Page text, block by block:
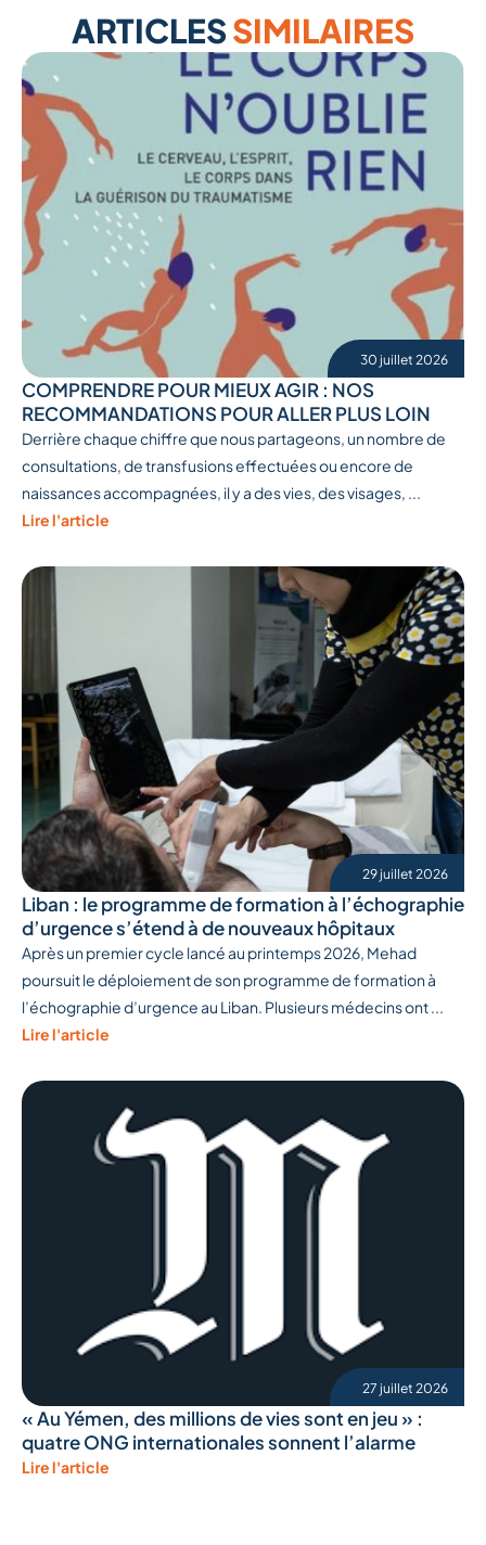
ARTICLESSIMILAIRES
30 juillet 2026
COMPRENDRE POUR MIEUX AGIR : NOS
RECOMMANDATIONS POUR ALLER PLUS LOIN
Derrière chaque chiffre que nous partageons, un nombre de
consultations, de transfusions effectuées ou encore de
naissances accompagnées, il y a des vies, des visages, ...
Lire l'article
29 juillet 2026
Liban : le programme de formation à l’échographie
d’urgence s’étend à de nouveaux hôpitaux
Après un premier cycle lancé au printemps 2026, Mehad
poursuit le déploiement de son programme de formation à
l’échographie d’urgence au Liban. Plusieurs médecins ont ...
Lire l'article
27 juillet 2026
« Au Yémen, des millions de vies sont en jeu » :
quatre ONG internationales sonnent l’alarme
Lire l'article